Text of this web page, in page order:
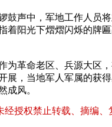
声中，军地工作人员将
着阳光下熠熠闪烁的牌
革命老区、兵源大区，
展，当地军人军属的获
成风。
经授权禁止转载、摘编、